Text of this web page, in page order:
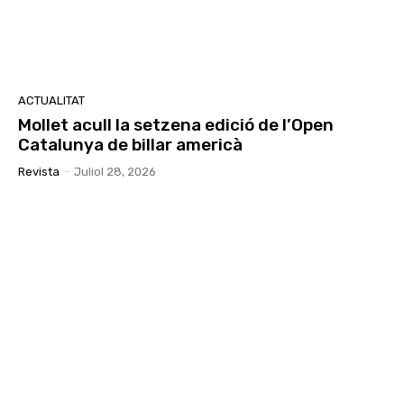
ACTUALITAT
Mollet acull la setzena edició de l’Open
Catalunya de billar americà
Revista - Juliol 28, 2026